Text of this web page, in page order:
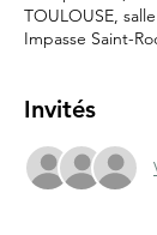
TOULOUSE,
Impasse Saint-
Invités